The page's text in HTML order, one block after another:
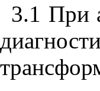
3.1 При